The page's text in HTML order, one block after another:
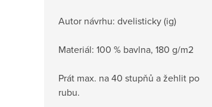
Autor návrhu: dvelisticky (ig)
Materiál: 100 % bavlna, 180 g/m2
Prát max. na 40 stupňů a žehlit po
rubu.